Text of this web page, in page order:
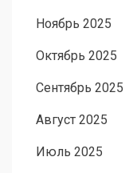
Ноябрь 2025
Октябрь 2025
Сентябрь 2025
Август 2025
Июль 2025